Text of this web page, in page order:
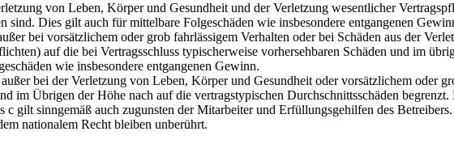
von Leben, Körper und Gesundheit und der Verletzung wesentlicher
sind. Dies gilt auch für mittelbare Folgeschäden wie insbesondere entgangenen
bei vorsätzlichem oder grob fahrlässigem Verhalten oder bei Schäden aus der
auf die bei Vertragsschluss typischerweise vorhersehbaren Schäden und im
wie insbesondere entgangenen Gewinn.
bei der Verletzung von Leben, Körper und Gesundheit oder vorsätzlichem oder
im Übrigen der Höhe nach auf die vertragstypischen Durchschnittsschäden
c gilt sinngemäß auch zugunsten der Mitarbeiter und Erfüllungsgehilfen des Betreibers.
nationalem Recht bleiben unberührt.